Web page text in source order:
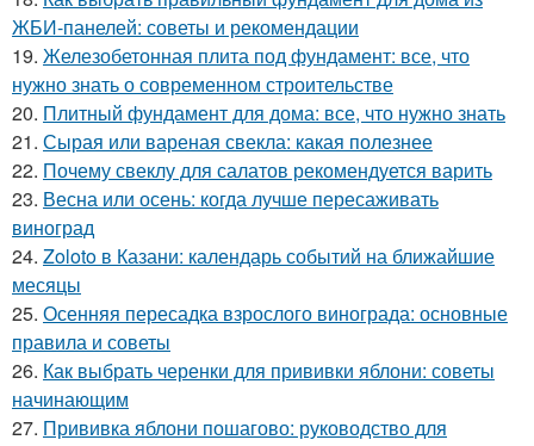
ЖБИ-панелей: советы и рекомендации
19. Железобетонная плита под фундамент: все, что
нужно знать о современном строительстве
20. Плитный фундамент для дома: все, что нужно знать
21. Сырая или вареная свекла: какая полезнее
22. Почему свеклу для салатов рекомендуется варить
23. Весна или осень: когда лучше пересаживать
виноград
24. Zoloto в Казани: календарь событий на ближайшие
месяцы
25. Осенняя пересадка взрослого винограда: основные
правила и советы
26. Как выбрать черенки для прививки яблони: советы
начинающим
27. Прививка яблони пошагово: руководство для